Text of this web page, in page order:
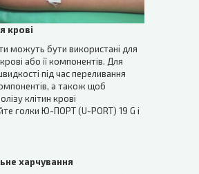
крові
можуть бути використані для
або її компонентів. Для
під час переливання
а також щоб
клітин крові
голки Ю-ПОРТ (U-PORT) 19 G і
харчування